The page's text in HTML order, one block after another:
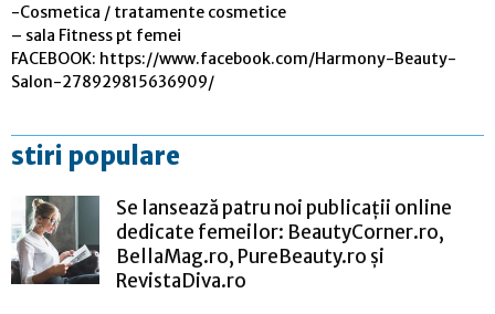
-Cosmetica / tratamente cosmetice
– sala Fitness pt femei
FACEBOOK: https://www.facebook.com/Harmony-Beauty-
Salon-278929815636909/
stiri populare
Se lansează patru noi publicații online
dedicate femeilor: BeautyCorner.ro,
BellaMag.ro, PureBeauty.ro și
RevistaDiva.ro